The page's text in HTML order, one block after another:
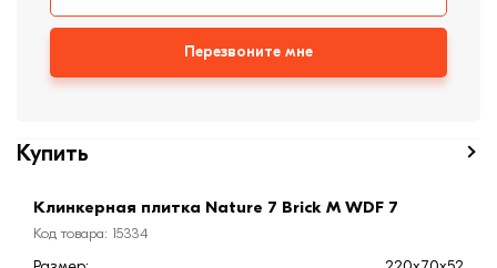
Перезвоните мне
Купить
Клинкерная плитка Nature 7 Brick M WDF 7
Код товара: 15334